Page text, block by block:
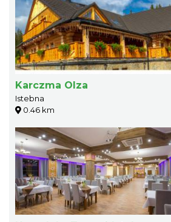
Karczma Olza
Istebna
0.46 km